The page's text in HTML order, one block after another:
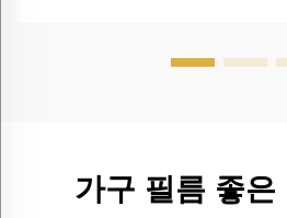
가구 필름 좋은